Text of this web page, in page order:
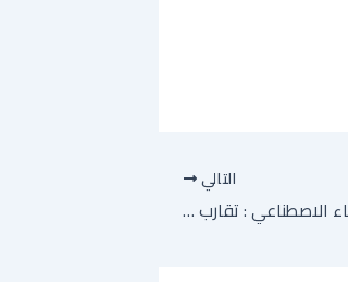
التالي
المياه، النقل الذكاء الاصطناعي : تقارب اقتصادي غير مسبوق وعقود ضخمة بين فرنسا وسلطنة عمان